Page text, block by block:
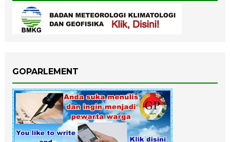
GOPARLEMENT